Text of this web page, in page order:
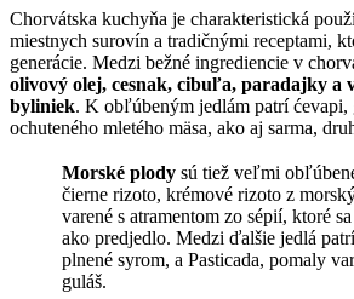
Chorvátska kuchyňa je charakteristická
miestnych surovín a tradičnými receptami,
generácie. Medzi bežné ingrediencie v
olivový olej, cesnak, cibuľa, paradajky a
byliniek. K obľúbeným jedlám patrí ćevapi,
ochuteného mletého mäsa, ako aj sarma,
Morské plody sú tiež veľmi
čierne rizoto, krémové rizoto z
varené s atramentom zo sépií, ktoré
ako predjedlo. Medzi ďalšie jedlá
plnené syrom, a Pasticada, pomaly
guláš.